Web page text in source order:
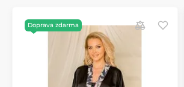
Doprava zdarma